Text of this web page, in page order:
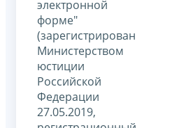
электронной
форме"
(зарегистрирован
Министерством
юстиции
Российской
Федерации
27.05.2019,